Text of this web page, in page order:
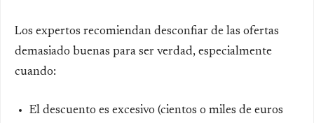
Los expertos recomiendan desconfiar de las ofertas
demasiado buenas para ser verdad, especialmente
cuando:
El descuento es excesivo (cientos o miles de euros